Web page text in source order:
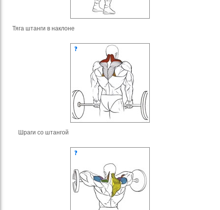
Тяга штанги в наклоне
Шраги со штангой